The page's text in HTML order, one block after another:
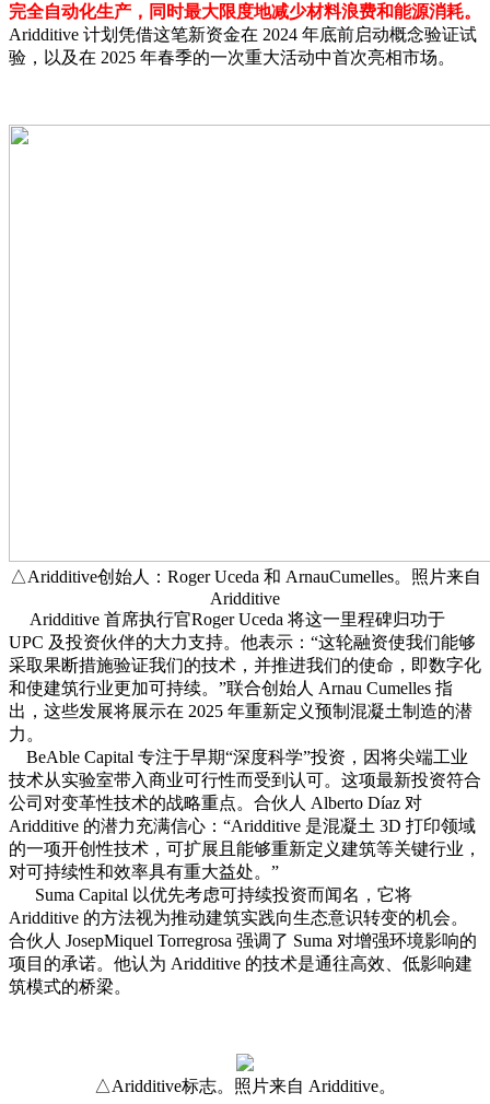
完全自动化生产，同时最大限度地减少材料浪费和能源消耗。
Aridditive 计划凭借这笔新资金在 2024 年底前启动概念验证试
验，以及在 2025 年春季的一次重大活动中首次亮相市场。
△Aridditive创始人：Roger Uceda 和 ArnauCumelles。照片来自
Aridditive
Aridditive 首席执行官Roger Uceda 将这一里程碑归功于
UPC 及投资伙伴的大力支持。他表示：“这轮融资使我们能够
采取果断措施验证我们的技术，并推进我们的使命，即数字化
和使建筑行业更加可持续。”联合创始人 Arnau Cumelles 指
出，这些发展将展示在 2025 年重新定义预制混凝土制造的潜
力。
BeAble Capital 专注于早期“深度科学”投资，因将尖端工业
技术从实验室带入商业可行性而受到认可。这项最新投资符合
公司对变革性技术的战略重点。合伙人 Alberto Díaz 对
Aridditive 的潜力充满信心：“Aridditive 是混凝土 3D 打印领域
的一项开创性技术，可扩展且能够重新定义建筑等关键行业，
对可持续性和效率具有重大益处。”
Suma Capital 以优先考虑可持续投资而闻名，它将
Aridditive 的方法视为推动建筑实践向生态意识转变的机会。
合伙人 JosepMiquel Torregrosa 强调了 Suma 对增强环境影响的
项目的承诺。他认为 Aridditive 的技术是通往高效、低影响建
筑模式的桥梁。
△Aridditive标志。照片来自 Aridditive。